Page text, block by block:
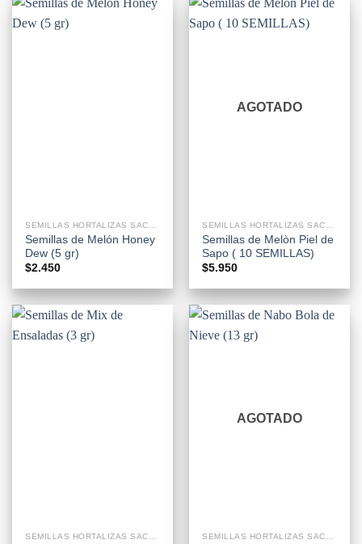
Semillas de Melón Honey
Dew (5 gr)
$2.450
AGOTADO
Semillas de Melòn Piel de
Sapo ( 10 SEMILLAS)
$5.950
SEMILLAS HORTALIZAS SACHETS
AGOTADO
SEMILLAS HORTALIZAS SACHETS